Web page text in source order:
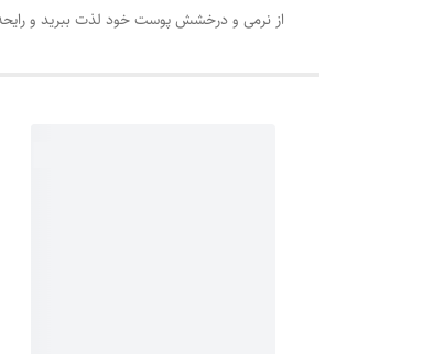
از نرمی و درخشش پوست خود لذت ببرید و